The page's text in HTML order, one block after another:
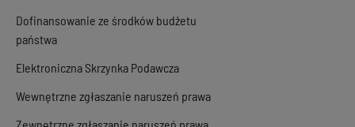
Dofinansowanie ze środków budżetu
państwa
Elektroniczna Skrzynka Podawcza
Wewnętrzne zgłaszanie naruszeń prawa